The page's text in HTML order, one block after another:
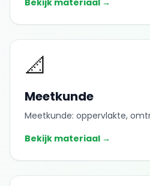
Bekijk materiaal →
📐
Meetkunde
Meetkunde: oppervlakte,
Bekijk materiaal →